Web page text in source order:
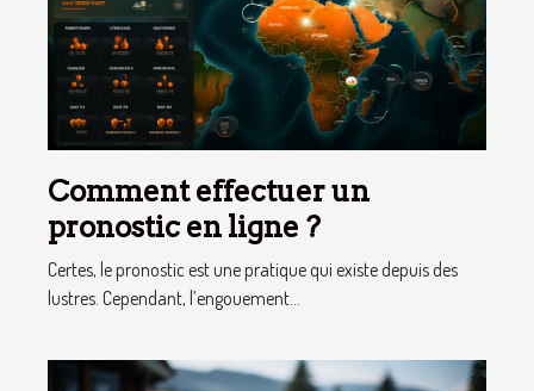
Comment effectuer un
pronostic en ligne ?
Certes, le pronostic est une pratique qui existe depuis des
lustres. Cependant, l’engouement...